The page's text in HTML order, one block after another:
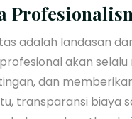
adalah landasan
akan
dan
transparansi biaya